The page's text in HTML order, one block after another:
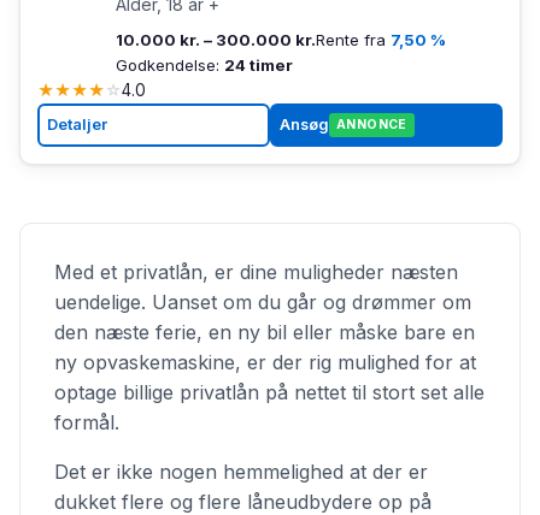
10.000 kr. – 300.000 kr.Rente fra 7,50 %
Godkendelse: 24 timer
★★★★☆4.0
Detaljer Ansøg ANNONCE
Med et privatlån, er dine muligheder næsten
uendelige. Uanset om du går og drømmer om
den næste ferie, en ny bil eller måske bare en
ny opvaskemaskine, er der rig mulighed for at
optage billige privatlån på nettet til stort set alle
formål.
Det er ikke nogen hemmelighed at der er
dukket flere og flere låneudbydere op på